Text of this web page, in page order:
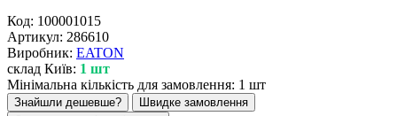
Код: 100001015
Артикул: 286610
Виробник: EATON
склад Київ: 1 шт
Мінімальна кількість для замовлення: 1 шт
Знайшли дешевше?
Швидке замовлення